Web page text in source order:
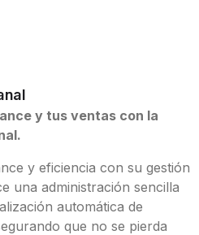
y tus ventas con la
y eficiencia con su gestión
una administración sencilla
automática de
que no se pierda